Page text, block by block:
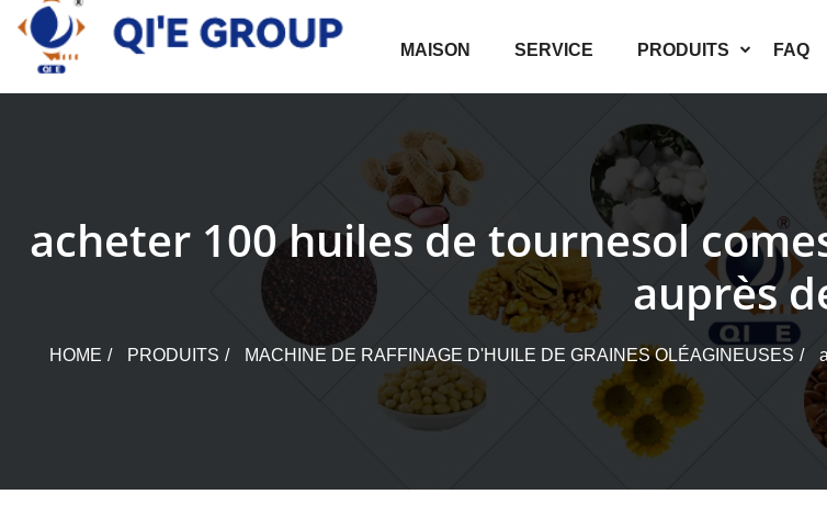
Skip
content
MAISON SERVICE PRODUITS FAQ
acheter 100 huiles de tournesol
auprès
HOME PRODUITS MACHINE DE RAFFINAGE D'HUILE DE GRAINES OLÉAGINEUSES